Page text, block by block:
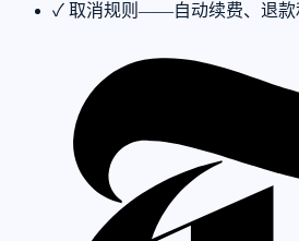
✓ 取消规则——自动续费、退款